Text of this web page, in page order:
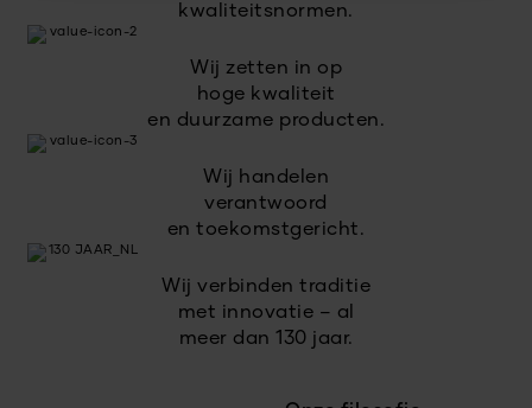
kwaliteitsnormen.
Wij zetten in op
hoge kwaliteit
en duurzame producten.
Wij handelen
verantwoord
en toekomstgericht.
Wij verbinden traditie
met innovatie – al
meer dan 130 jaar.